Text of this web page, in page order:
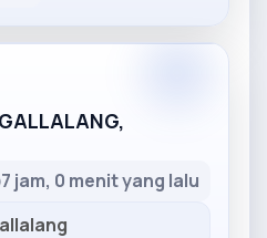
7 jam, 0 menit yang lalu